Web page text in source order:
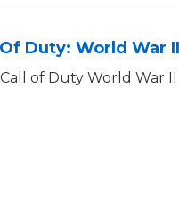
Duty: World War
Call of Duty World War II